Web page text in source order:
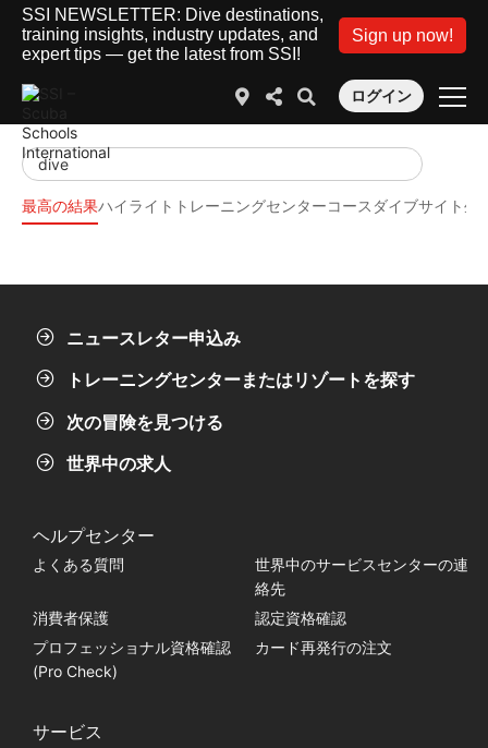
SSI NEWSLETTER: Dive destinations,
training insights, industry updates, and
expert tips — get the latest from SSI!
Sign up now!
ログイン
最高の結果ハイライト トレーニングセンターコース ダイブサイト生
ニュースレター申込み
トレーニングセンターまたはリゾートを探す
次の冒険を見つける
世界中の求人
ヘルプセンター
よくある質問
世界中のサービスセンターの連
絡先
消費者保護
認定資格確認
プロフェッショナル資格確認
(Pro Check)
カード再発行の注文
サービス